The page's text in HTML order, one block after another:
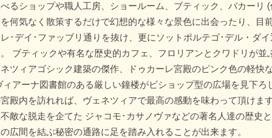
るショップや職人工房、ショールーム、ブティック、バカー
何気なく散策するだけで幻想的な様々な景色に出会ったり、目
･デイ･ファッブリ通りを抜け、更にソットポルテゴ･デル・ダ
ブティックや有名な歴史的カフェ、フロリアンとクワドリが
ツィアゴシック建築の傑作、ドゥカーレ宮殿のピンク色の軽
アーナ図書館のある厳しい鐘楼がビショップ型の広場を見下ろ
殿内を訪れれば、ヴェネツィアで最高の感動を味わって頂け
不敵な脱走を企てた ジャコモ･カサノヴァなどの著名人達の歴
広間を結ぶ秘密の通路に足を踏み入れることが出来ます。